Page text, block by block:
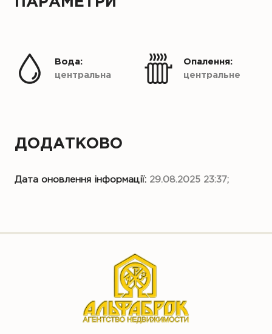
центральна
Вода:
центральне
Опалення:
ДОДАТКОВО
Дата оновлення інформації: 29.08.2025 23:37;